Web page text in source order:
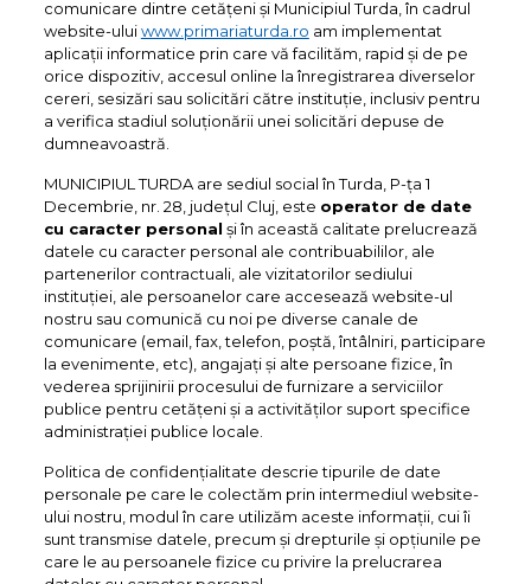
comunicare dintre cetățeni și Municipiul Turda, în cadrul
website-uluiwww.primariaturda.ro am implementat
aplicații informatice prin care vă facilităm, rapid și de pe
orice dispozitiv, accesul online la înregistrarea diverselor
cereri, sesizări sau solicitări către instituție, inclusiv pentru
a verifica stadiul soluționării unei solicitări depuse de
dumneavoastră.
MUNICIPIUL TURDA are sediul social în Turda, P-ța 1
Decembrie, nr. 28, județul Cluj, este operator de date
cu caracter personal și în această calitate prelucrează
datele cu caracter personal ale contribuabililor, ale
partenerilor contractuali, ale vizitatorilor sediului
instituției, ale persoanelor care accesează website-ul
nostru sau comunică cu noi pe diverse canale de
comunicare (email, fax, telefon, poștă, întâlniri, participare
la evenimente, etc), angajați și alte persoane fizice, în
vederea sprijinirii procesului de furnizare a serviciilor
publice pentru cetățeni și a activităților suport specifice
administrației publice locale.
Politica de confidențialitate descrie tipurile de date
personale pe care le colectăm prin intermediul website-
ului nostru, modul în care utilizăm aceste informații, cui îi
sunt transmise datele, precum și drepturile și opțiunile pe
care le au persoanele fizice cu privire la prelucrarea